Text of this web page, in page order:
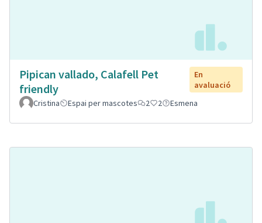
Pipican vallado, Calafell Pet
friendly
En
avaluació
Cristina
Espai per mascotes 2 2 Esmena